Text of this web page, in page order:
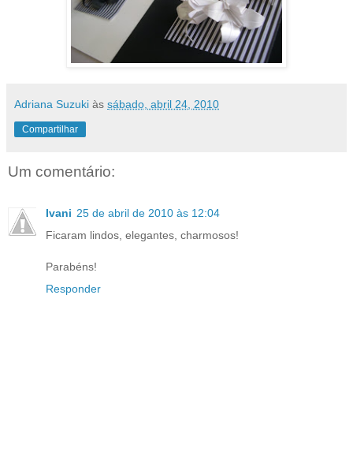
Adriana Suzuki às sábado, abril 24, 2010
Compartilhar
Um comentário:
Ivani 25 de abril de 2010 às 12:04
Ficaram lindos, elegantes, charmosos!
Parabéns!
Responder